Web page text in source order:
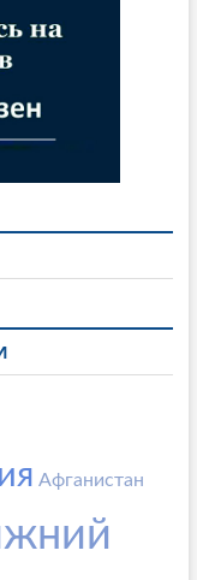
Афганистан